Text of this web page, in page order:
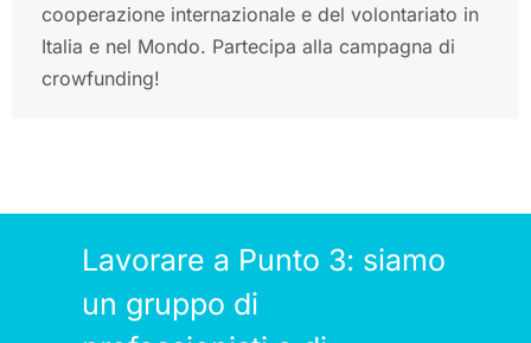
cooperazione internazionale e del volontariato in
Italia e nel Mondo. Partecipa alla campagna di
crowfunding!
Lavorare a Punto 3: siamo
un gruppo di